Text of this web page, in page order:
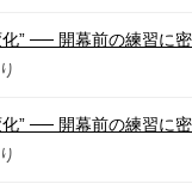
” ── 開幕前の練習に密
” ── 開幕前の練習に密